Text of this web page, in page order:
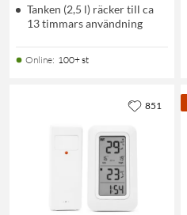
Tanken (2,5 l) räcker till ca
13 timmars användning
Online: 100+ st
851